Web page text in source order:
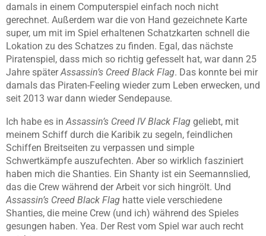
damals in einem Computerspiel einfach noch nicht
gerechnet. Außerdem war die von Hand gezeichnete Karte
super, um mit im Spiel erhaltenen Schatzkarten schnell die
Lokation zu des Schatzes zu finden. Egal, das nächste
Piratenspiel, dass mich so richtig gefesselt hat, war dann 25
Jahre späterAssassin’s Creed Black Flag. Das konnte bei mir
damals das Piraten-Feeling wieder zum Leben erwecken, und
seit 2013 war dann wieder Sendepause.
Ich habe es inAssassin’s Creed IV Black Flag geliebt, mit
meinem Schiff durch die Karibik zu segeln, feindlichen
Schiffen Breitseiten zu verpassen und simple
Schwertkämpfe auszufechten. Aber so wirklich fasziniert
haben mich die Shanties. Ein Shanty ist ein Seemannslied,
das die Crew während der Arbeit vor sich hingrölt. Und
Assassin’s Creed Black Flag hatte viele verschiedene
Shanties, die meine Crew (und ich) während des Spieles
gesungen haben. Yea. Der Rest vom Spiel war auch recht